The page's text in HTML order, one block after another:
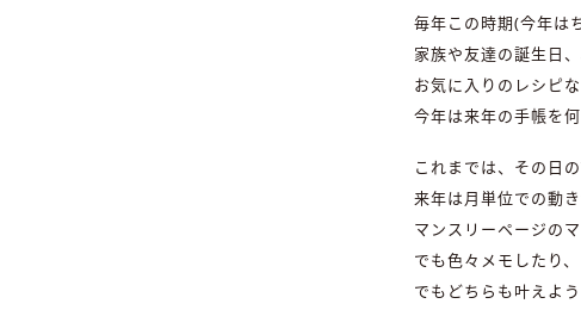
毎年この時期(今年は
家族や友達の誕生日
お気に入りのレシピ
今年は来年の手帳を
これまでは、その日
来年は月単位での動
マンスリーページの
でも色々メモしたり
でもどちらも叶えよ